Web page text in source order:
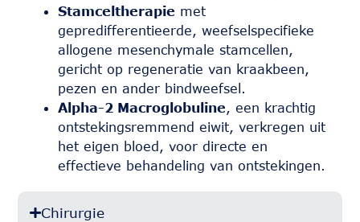
Stamceltherapie met
gepredifferentieerde, weefselspecifieke
allogene mesenchymale stamcellen,
gericht op regeneratie van kraakbeen,
pezen en ander bindweefsel.
Alpha-2 Macroglobuline , een krachtig
ontstekingsremmend eiwit, verkregen uit
het eigen bloed, voor directe en
effectieve behandeling van ontstekingen.
Chirurgie